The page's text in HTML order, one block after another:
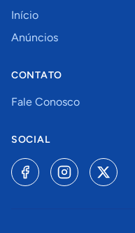
Início
Anúncios
CONTATO
Fale Conosco
SOCIAL